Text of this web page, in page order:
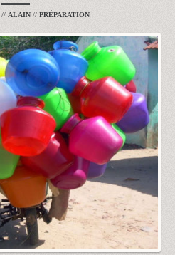
// ALAIN // PRÉPARATION